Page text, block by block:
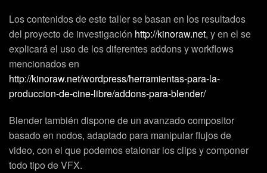
Los contenidos de este taller se basan en los resultados
del proyecto de investigación http://kinoraw.net, y en el se
explicará el uso de los diferentes addons y workflows
mencionados en
http://kinoraw.net/wordpress/herramientas-para-la-
produccion-de-cine-libre/addons-para-blender/
Blender también dispone de un avanzado compositor
basado en nodos, adaptado para manipular flujos de
video, con el que podemos etalonar los clips y componer
todo tipo de VFX.